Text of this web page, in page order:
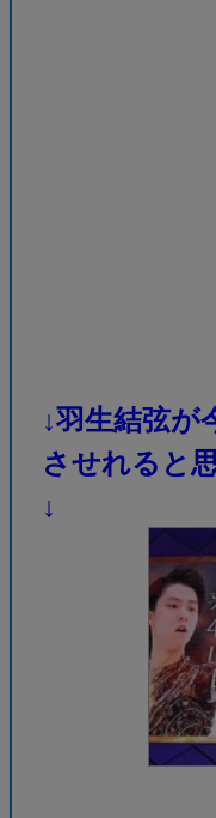
↓羽生結弦が
させれると
↓